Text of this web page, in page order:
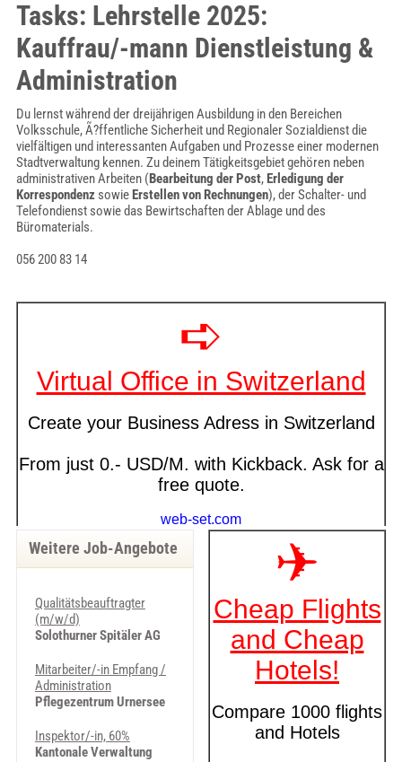
Tasks: Lehrstelle 2025:
Kauffrau/-mann Dienstleistung &
Administration
Du lernst während der dreijährigen Ausbildung in den Bereichen
Volksschule, Ã?ffentliche Sicherheit und Regionaler Sozialdienst die
vielfältigen und interessanten Aufgaben und Prozesse einer modernen
Stadtverwaltung kennen. Zu deinem Tätigkeitsgebiet gehören neben
administrativen Arbeiten (Bearbeitung der Post,Erledigung der
KorrespondenzsowieErstellen von Rechnungen), der Schalter- und
Telefondienst sowie das Bewirtschaften der Ablage und des
Büromaterials.
056 200 83 14
Weitere Job-Angebote
Qualitätsbeauftragter
(m/w/d)
Solothurner Spitäler AG
Mitarbeiter/-in Empfang /
Administration
Pflegezentrum Urnersee
Inspektor/-in, 60%
Kantonale Verwaltung